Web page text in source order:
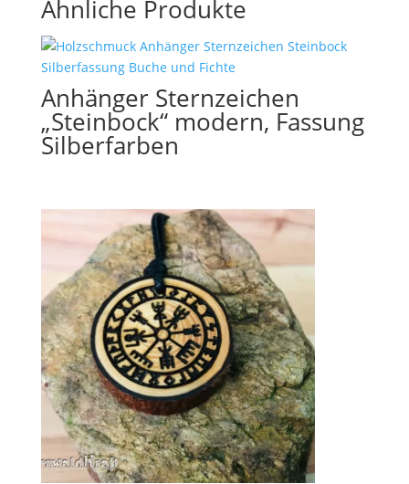
Ähnliche Produkte
Anhänger Sternzeichen
„Steinbock“ modern, Fassung
Silberfarben